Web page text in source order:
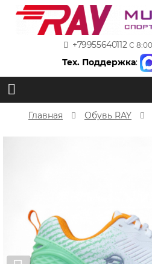
+79955640112 С
Тех. Поддержка:
Главная Обувь RAY